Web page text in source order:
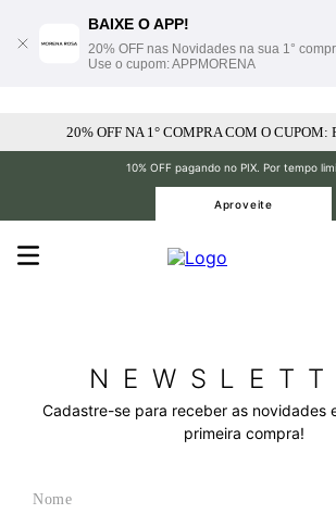
BAIXE O APP!
20% OFF nas Novidades na sua 1°
Use o cupom: APPMORENA
20% OFF NA 1° COMPRA COM O
10% OFF pagando no PIX. Por tempo
Aproveite
Cadastre-se para receber as novidades
primeira compra!